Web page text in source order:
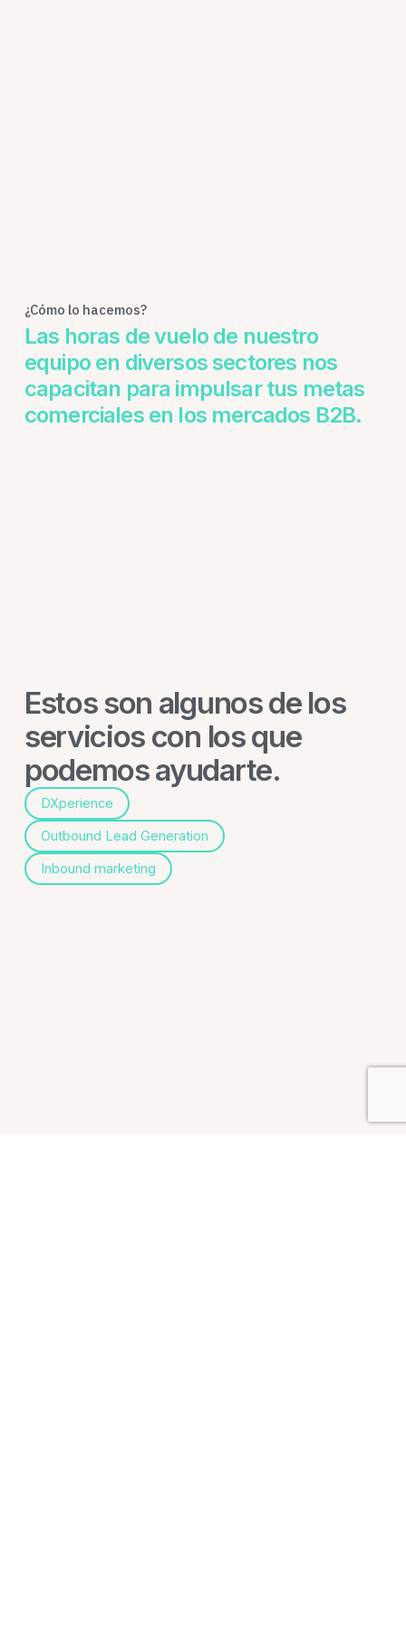
¿Cómo lo hacemos?
Las horas de vuelo de nuestro
equipo en diversos sectores nos
capacitan para impulsar tus metas
comerciales en los mercados B2B.
Estos son algunos de los
servicios con los que
podemos ayudarte.
DXperience
Outbound Lead Generation
Inbound marketing